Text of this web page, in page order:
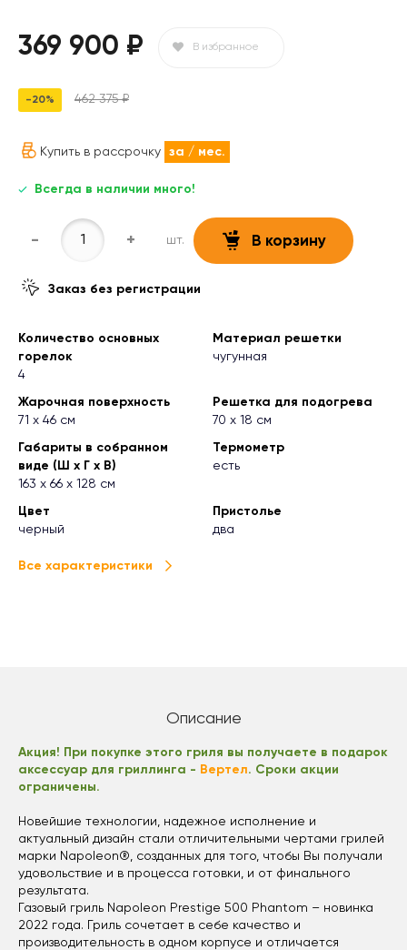
369 900 ₽ В избранное
-20% 462 375 ₽
Купить в рассрочку за / мес.
Всегда в наличии много!
- + шт. В корзину
Заказ без регистрации
Количество основных
горелок
4
Материал решетки
чугунная
Жарочная поверхность
71 х 46 см
Решетка для подогрева
70 х 18 см
Габариты в собранном
виде (Ш х Г х В)
163 х 66 х 128 см
Термометр
есть
Цвет
черный
Пристолье
два
Все характеристики
Описание
Акция! При покупке этого гриля вы получаете в подарок
аксессуар для гриллинга - Вертел. Сроки акции
ограничены.
Новейшие технологии, надежное исполнение и
актуальный дизайн стали отличительными чертами грилей
марки Napoleon®, созданных для того, чтобы Вы получали
удовольствие и в процесса готовки, и от финального
результата.
Газовый гриль Napoleon Prestige 500 Phantom – новинка
2022 года. Гриль сочетает в себе качество и
производительность в одном корпусе и отличается